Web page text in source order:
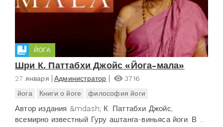
ЙОГА
Шри К. Паттабхи Джойс «Йога-мала»
27 января Администратор
3716
йога
Книги о йоге философия йоги
Автор издания &mdash; К. Паттабхи Джойс,
всемирно известный Гуру аштанга-виньяса йоги. В ...